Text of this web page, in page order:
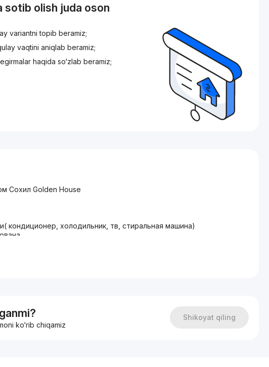
olish juda oson
variantni topib beramiz;
vaqtini aniqlab beramiz;
haqida so‘zlab beramiz;
Сохил Golden House
кондиционер, холодильник, тв, стиральная машина)
ko‘rib chiqamiz
Shikoyat qiling